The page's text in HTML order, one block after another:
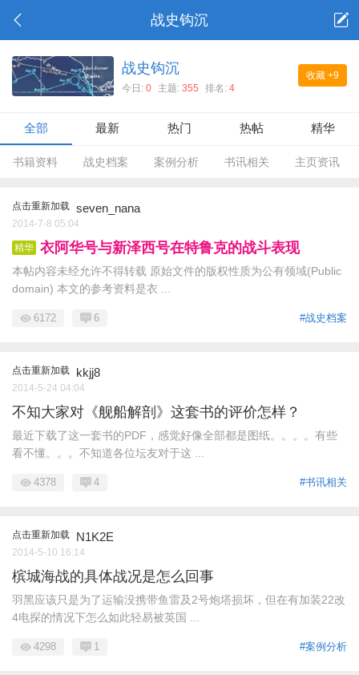
战史钩沉
收藏 +9
战史钩沉
今日:0 主题:355 排名:4
全部 最新 热门 热帖 精华
书籍资料 战史档案 案例分析 书讯相关 主页资讯
点击重新加载 seven_nana
2014-7-8 05:04
精华 衣阿华号与新泽西号在特鲁克的战斗表现
本帖内容未经允许不得转载 原始文件的版权性质为公有领域(Public
domain) 本文的参考资料是衣 ...
#战史档案
6172 6
点击重新加载 kkjj8
2014-5-24 04:04
不知大家对《舰船解剖》这套书的评价怎样？
最近下载了这一套书的PDF，感觉好像全部都是图纸。。。。有些
看不懂。。。不知道各位坛友对于这 ...
#书讯相关
4378 4
点击重新加载 N1K2E
2014-5-10 16:14
槟城海战的具体战况是怎么回事
羽黑应该只是为了运输没携带鱼雷及2号炮塔损坏，但在有加装22改
4电探的情况下怎么如此轻易被英国 ...
#案例分析
4298 1